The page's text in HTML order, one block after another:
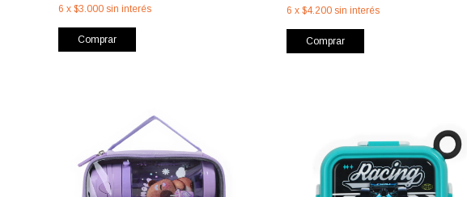
6 x$3.000 sin interés
Comprar
6 x $4.200 sin interés
Comprar